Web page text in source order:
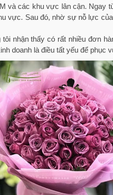
và các khu vực lân cận. Ngay
vực. Sau đó, nhờ sự nỗ lực
nhận thấy có rất nhiều đơn
doanh là điều tất yếu để phục